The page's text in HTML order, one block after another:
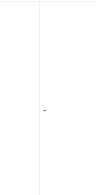
-